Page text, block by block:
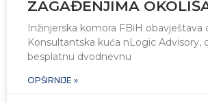
ZAGAĐENJIMA
Inžinjerska komora FBiH obavještava
Konsultantska kuća nLogic Advisory,
besplatnu dvodnevnu
OPŠIRNIJE »